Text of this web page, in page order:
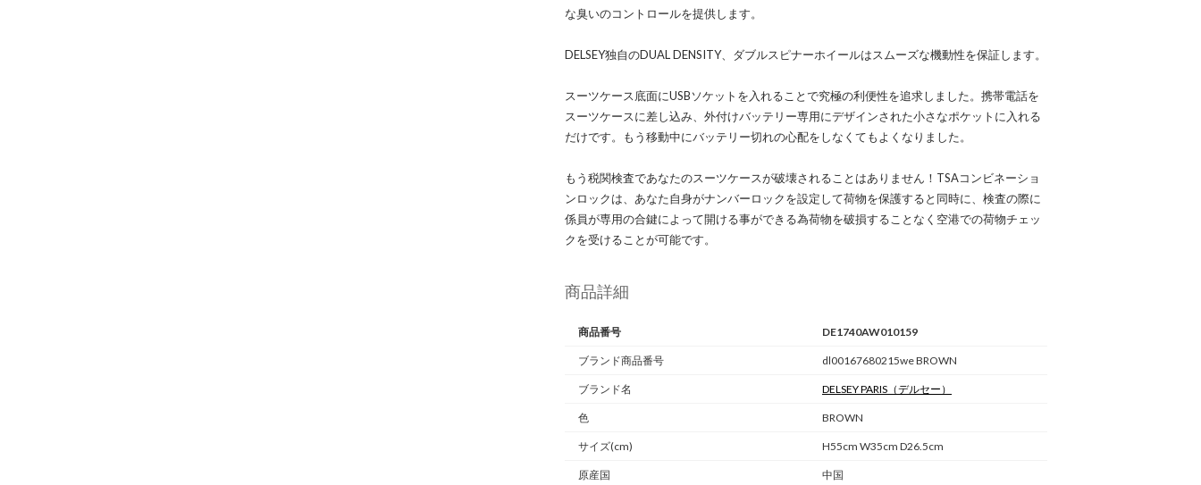
な臭いのコントロールを提供します。
DELSEY独自のDUAL DENSITY、ダブルスピナーホイールはスムーズな機動性を保証します。
スーツケース底面にUSBソケットを入れることで究極の利便性を追求しました。携帯電話を
スーツケースに差し込み、外付けバッテリー専用にデザインされた小さなポケットに入れる
だけです。もう移動中にバッテリー切れの心配をしなくてもよくなりました。
もう税関検査であなたのスーツケースが破壊されることはありません！TSAコンビネーショ
ンロックは、あなた自身がナンバーロックを設定して荷物を保護すると同時に、検査の際に
係員が専用の合鍵によって開ける事ができる為荷物を破損することなく空港での荷物チェッ
クを受けることが可能です。
商品詳細
商品番号 DE1740AW010159
ブランド商品番号 dl00167680215we BROWN
ブランド名 DELSEY PARIS （デルセー）
色 BROWN
サイズ(cm) H55cm W35cm D26.5cm
原産国 中国